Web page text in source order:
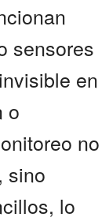
sensores
en
o
no
sino
lo